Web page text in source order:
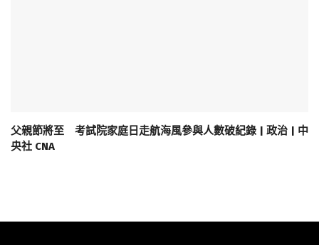
父親節將至 考試院家庭日走航海風參與人數破紀錄 | 政治 | 中
央社 CNA